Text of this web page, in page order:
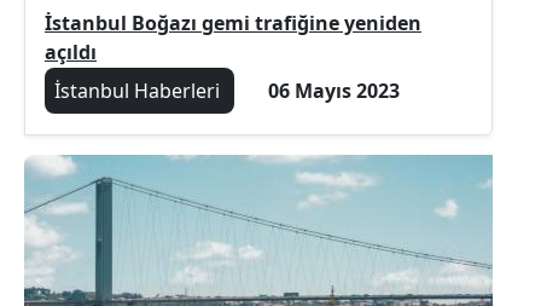
İstanbul Boğazı gemi trafiğine yeniden
açıldı
İstanbul Haberleri
06 Mayıs 2023